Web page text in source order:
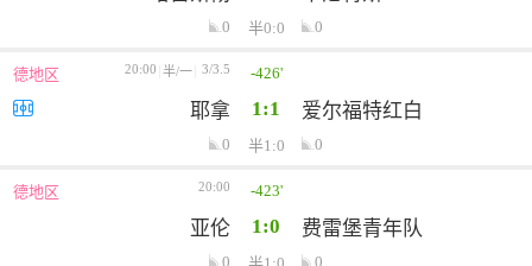
0 半0:0 0
德地区 20:00 半/一 3/3.5 -426'
耶拿 1:1 爱尔福特红白
0 半1:0 0
德地区 20:00 -423'
亚伦 1:0 费雷堡青年队
0 0